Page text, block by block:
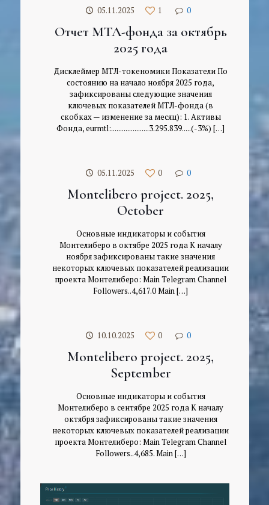
05.11.2025 1 0
Отчет МТЛ-фонда за октябрь
2025 года
Дисклеймер МТЛ-токеномики Показатели По
состоянию на начало ноября 2025 года,
зафиксированы следующие значения
ключевых показателей МТЛ-фонда (в
скобках — изменение за месяц): 1. Активы
Фонда, eurmtl:.....................3.295.839.....(-3%) […]
05.11.2025 0 0
Montelibero project. 2025,
October
Основные индикаторы и события
Монтелиберо в октябре 2025 года К началу
ноября зафиксированы такие значения
некоторых ключевых показателей реализации
проекта Монтелиберо: Main Telegram Channel
Followers..4,617.0 Main[…]
10.10.2025 0 0
Montelibero project. 2025,
September
Основные индикаторы и события
Монтелиберо в сентябре 2025 года К началу
октября зафиксированы такие значения
некоторых ключевых показателей реализации
проекта Монтелиберо: Main Telegram Channel
Followers..4,685. Main[…]